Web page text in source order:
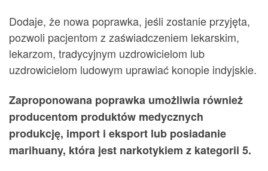
Dodaje, że ​​nowa poprawka, jeśli zostanie przyjęta,
pozwoli pacjentom z zaświadczeniem lekarskim,
lekarzom, tradycyjnym uzdrowicielom lub
uzdrowicielom ludowym uprawiać konopie indyjskie.
Zaproponowana poprawka umożliwia również
producentom produktów medycznych
produkcję, import i eksport lub posiadanie
marihuany, która jest narkotykiem z kategorii 5.